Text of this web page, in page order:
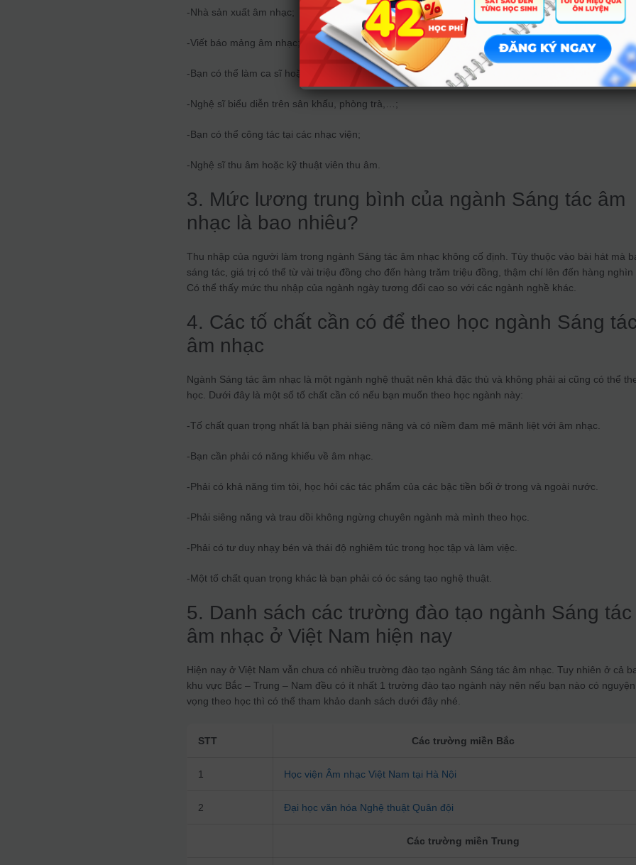
-Nhà sản xuất âm nhạc;
-Viết báo mảng âm nhạc;
-Bạn có thể làm ca sĩ hoặc nhạc sĩ trong các phòng thu;
-Nghệ sĩ biểu diễn trên sân khấu, phòng trà,…;
-Bạn có thể công tác tại các nhạc viện;
-Nghệ sĩ thu âm hoặc kỹ thuật viên thu âm.
3. Mức lương trung bình của ngành Sáng tác âm
nhạc là bao nhiêu?
Thu nhập của người làm trong ngành Sáng tác âm nhạc không cố định. Tùy thuộc vào bài hát mà
sáng tác, giá trị có thể từ vài triệu đồng cho đến hàng trăm triệu đồng, thậm chí lên đến hàng nghìn
Có thể thấy mức thu nhập của ngành ngày tương đối cao so với các ngành nghề khác.
4. Các tố chất cần có để theo học ngành Sáng
âm nhạc
Ngành Sáng tác âm nhạc là một ngành nghệ thuật nên khá đặc thù và không phải ai cũng có thể
học. Dưới đây là một số tố chất cần có nếu bạn muốn theo học ngành này:
-Tố chất quan trọng nhất là bạn phải siêng năng và có niềm đam mê mãnh liệt với âm nhạc.
-Bạn cần phải có năng khiếu về âm nhạc.
-Phải có khả năng tìm tòi, học hỏi các tác phẩm của các bậc tiền bối ở trong và ngoài nước.
-Phải siêng năng và trau dồi không ngừng chuyên ngành mà mình theo học.
-Phải có tư duy nhạy bén và thái độ nghiêm túc trong học tập và làm việc.
-Một tố chất quan trọng khác là bạn phải có óc sáng tạo nghệ thuật.
5. Danh sách các trường đào tạo ngành Sáng tác
âm nhạc ở Việt Nam hiện nay
Hiện nay ở Việt Nam vẫn chưa có nhiều trường đào tạo ngành Sáng tác âm nhạc. Tuy nhiên ở cả
khu vực Bắc – Trung – Nam đều có ít nhất 1 trường đào tạo ngành này nên nếu bạn nào có nguyện
vọng theo học thì có thể tham khảo danh sách dưới đây nhé.
STT Các trường miền Bắc
1 Học viện Âm nhạc Việt Nam tại Hà Nội
2 Đại học văn hóa Nghệ thuật Quân đội
Các trường miền Trung